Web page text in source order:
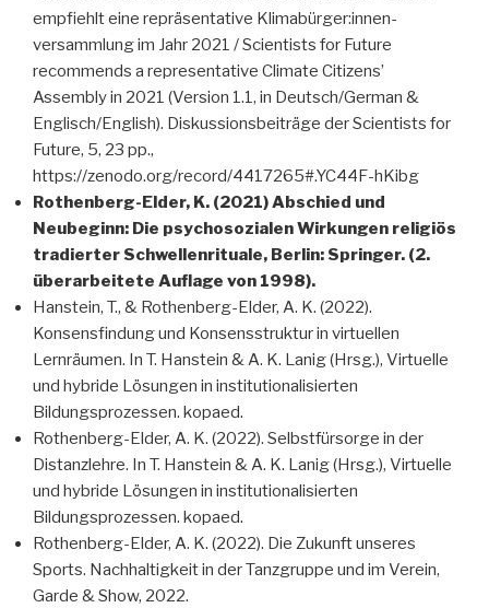
empfiehlt eine repräsentative Klimabürger:innen­
versammlung im Jahr 2021 / Scientists for Future
recommends a representative Climate Citizens’
Assembly in 2021 (Version 1.1, in Deutsch/German &
Englisch/English). Diskussionsbeiträge der Scientists for
Future, 5, 23 pp.,
https://zenodo.org/record/4417265#.YC44F-hKibg
Rothenberg-Elder, K. (2021) Abschied und
Neubeginn: Die psychosozialen Wirkungen religiös
tradierter Schwellenrituale, Berlin: Springer. (2.
überarbeitete Auflage von 1998).
Hanstein, T., & Rothenberg-Elder, A. K. (2022).
Konsensfindung und Konsensstruktur in virtuellen
Lernräumen. In T. Hanstein & A. K. Lanig (Hrsg.), Virtuelle
und hybride Lösungen in institutionalisierten
Bildungsprozessen. kopaed.
Rothenberg-Elder, A. K. (2022). Selbstfürsorge in der
Distanzlehre. In T. Hanstein & A. K. Lanig (Hrsg.), Virtuelle
und hybride Lösungen in institutionalisierten
Bildungsprozessen. kopaed.
Rothenberg-Elder, A. K. (2022). Die Zukunft unseres
Sports. Nachhaltigkeit in der Tanzgruppe und im Verein,
Garde & Show, 2022.